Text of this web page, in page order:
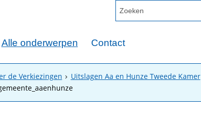
Alle onderwerpen Contact
de Verkiezingen Uitslagen Aa en Hunze Tweede Kamer